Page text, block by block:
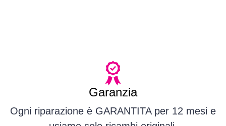
Garanzia
Ogni riparazione è GARANTITA per 12 mesi e